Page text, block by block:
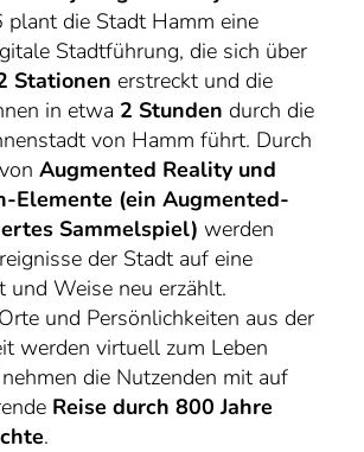
plant die Stadt Hamm eine
Stadtführung, die sich über
Stationen erstreckt und die
in etwa 2 Stunden durch die
von Hamm führt. Durch
Augmented Reality und
Elemente (ein Augmented-
Sammelspiel) werden
der Stadt auf eine
und Weise neu erzählt.
und Persönlichkeiten aus der
werden virtuell zum Leben
die Nutzenden mit auf
Reise durch 800 Jahre
.